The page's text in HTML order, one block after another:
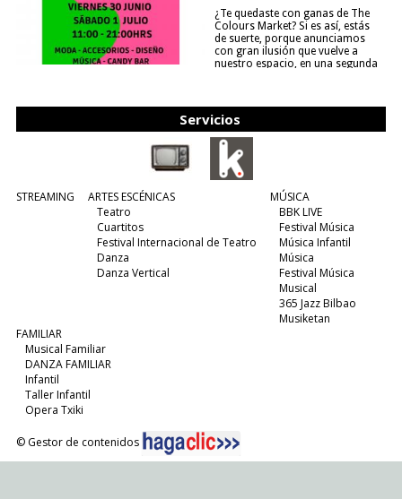
¿Te quedaste con ganas de The
Colours Market? Si es así, estás
de suerte, porque anunciamos
con gran ilusión que vuelve a
nuestro espacio, en una segunda
Servicios
STREAMING
ARTES ESCÉNICAS
Teatro
Cuartitos
Festival Internacional de Teatro
Danza
Danza Vertical
MÚSICA
BBK LIVE
Festival Música
Música Infantil
Música
Festival Música
Musical
365 Jazz Bilbao
Musiketan
FAMILIAR
Musical Familiar
DANZA FAMILIAR
Infantil
Taller Infantil
Opera Txiki
© Gestor de contenidos